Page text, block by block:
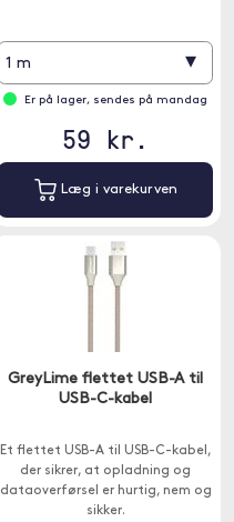
1 m ▾
Er på lager, sendes på mandag
59 kr.
Læg i varekurven
GreyLime flettet USB-A til
USB-C-kabel
Et flettet USB-A til USB-C-kabel,
der sikrer, at opladning og
dataoverførsel er hurtig, nem og
sikker.